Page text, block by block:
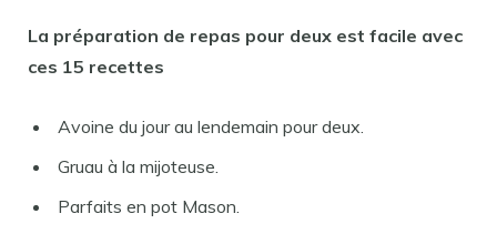
La préparation de repas pour deux est facile avec
ces 15 recettes
Avoine du jour au lendemain pour deux.
Gruau à la mijoteuse.
Parfaits en pot Mason.